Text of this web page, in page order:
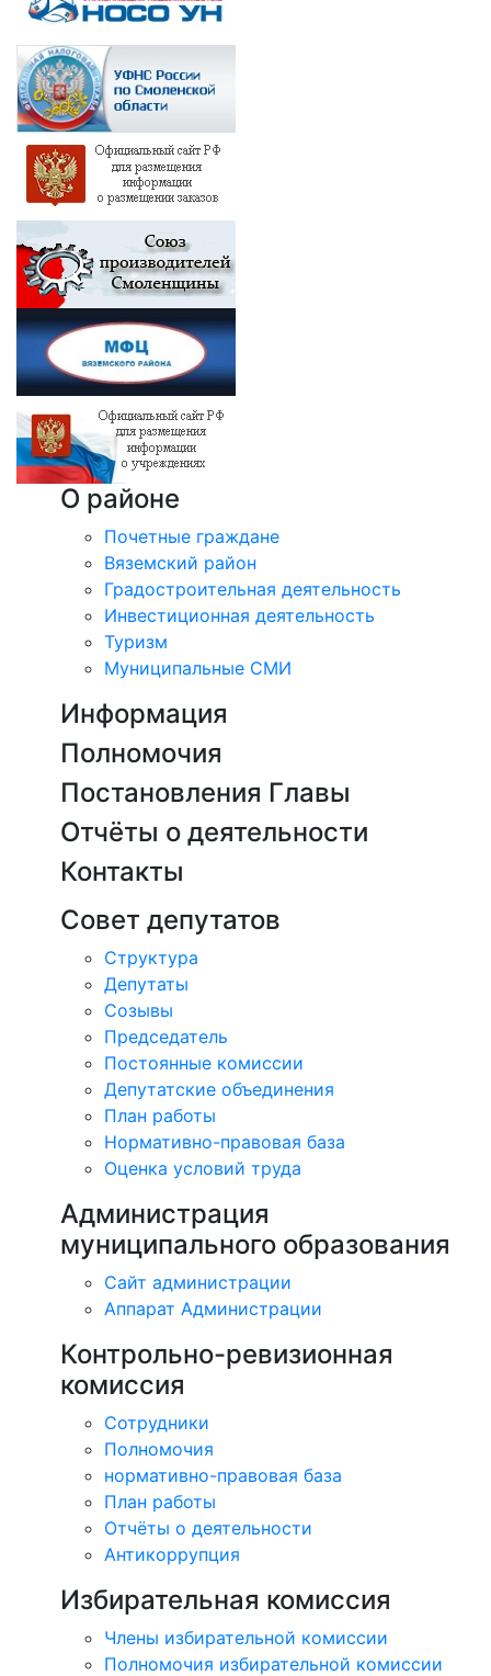
О районе
Почетные граждане
Вяземский район
Градостроительная деятельность
Инвестиционная деятельность
Туризм
Муниципальные СМИ
Информация
Полномочия
Постановления Главы
Отчёты о деятельности
Контакты
Совет депутатов
Структура
Депутаты
Созывы
Председатель
Постоянные комиссии
Депутатские объединения
План работы
Нормативно-правовая база
Оценка условий труда
Администрация
муниципального образования
Сайт администрации
Аппарат Администрации
Контрольно-ревизионная
комиссия
Сотрудники
Полномочия
нормативно-правовая база
План работы
Отчёты о деятельности
Антикоррупция
Избирательная комиссия
Члены избирательной комиссии
Полномочия избирательной комиссии